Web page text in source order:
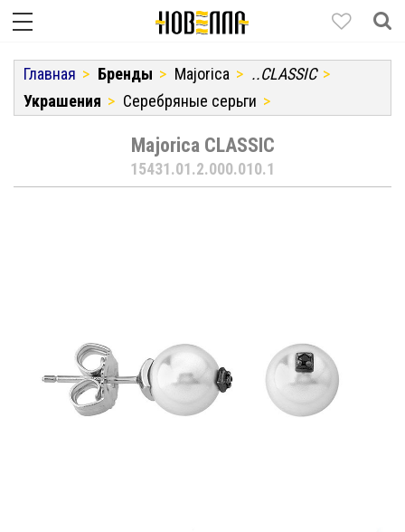
Главная Бренды Majorica
..CLASSIC
Украшения
Серебряные серьги
Majorica CLASSIC
15431.01.2.000.010.1